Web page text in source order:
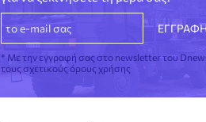
* Με την εγγραφή σας στο newsletter του
τους σχετικούς όρους χρήσης